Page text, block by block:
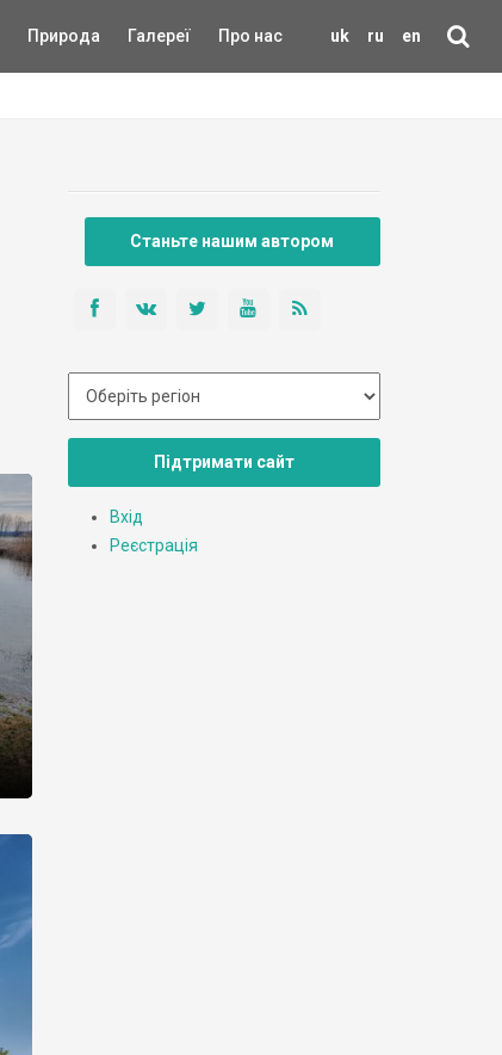
uk ru en
Природа Галереї Про нас
Станьте нашим автором
Підтримати сайт
Вхід
Реєстрація